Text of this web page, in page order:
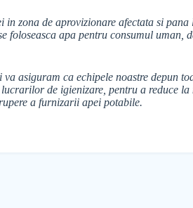
zona de aprovizionare afectata si pana
apa pentru consumul uman,
asiguram ca echipele noastre depun
de igienizare, pentru a reduce
a furnizarii apei potabile.